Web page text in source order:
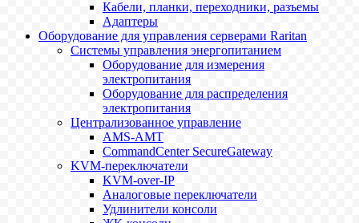
Кабели, планки, переходники, разъемы
Адаптеры
Оборудование для управления серверами Raritan
Системы управления энергопитанием
Оборудование для измерения
электропитания
Оборудование для распределения
электропитания
Централизованное управление
AMS-AMT
CommandCenter SecureGateway
KVM-переключатели
KVM-over-IP
Аналоговые переключатели
Удлинители консоли